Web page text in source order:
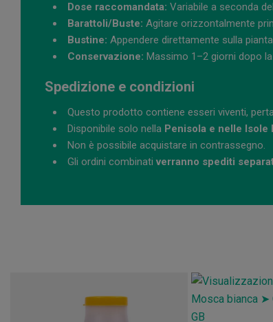
Dose raccomandata: Variabile a seconda
Barattoli/Buste: Agitare orizzontalmente
Bustine: Appendere direttamente sulla
Conservazione: Massimo 1–2 giorni dopo
Spedizione e condizioni
Questo prodotto contiene esseri viventi,
Disponibile solo nella Penisola e nelle Isole
Non è possibile acquistare in contrassegno.
Gli ordini combinati verranno spediti